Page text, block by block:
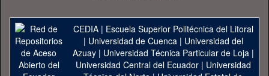
CEDIA| Escuela Superior Politécnica del Litoral
| Universidad de Cuenca| Universidad del
Azuay| Universidad Técnica Particular de Loja|
Universidad Central del Ecuador| Universidad